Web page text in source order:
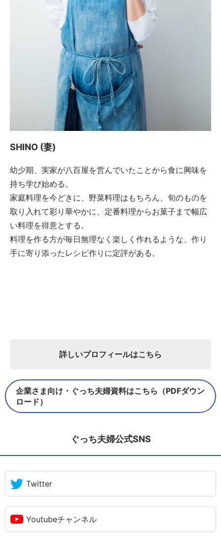
SHINO (妻)
幼少期、実家が八百屋を営んでいたことから食に興味を
持ち学び始める。
家庭料理を今どきに、野菜料理はもちろん、旬のものを
取り入れて彩り華やかに、定番料理からお菓子まで幅広
い料理を得意とする。
料理を作る方が毎日無理なく楽しく作れるような、作り
手に寄り添ったレシピ作りに定評がある。
詳しいプロフィールはこちら
企業さま向け・ぐっち夫婦資料はこちら（PDFダウン
ロード）
ぐっち夫婦公式SNS
Twitter
Youtubeチャンネル